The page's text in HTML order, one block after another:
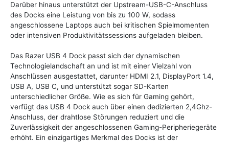
Darüber hinaus unterstützt der Upstream-USB-C-Anschluss
des Docks eine Leistung von bis zu 100 W, sodass
angeschlossene Laptops auch bei kritischen Spielmomenten
oder intensiven Produktivitätssessions aufgeladen bleiben.
Das Razer USB 4 Dock passt sich der dynamischen
Technologielandschaft an und ist mit einer Vielzahl von
Anschlüssen ausgestattet, darunter HDMI 2.1, DisplayPort 1.4,
USB A, USB C, und unterstützt sogar SD-Karten
unterschiedlicher Größe. Wie es sich für Gaming gehört,
verfügt das USB 4 Dock auch über einen dedizierten 2,4Ghz-
Anschluss, der drahtlose Störungen reduziert und die
Zuverlässigkeit der angeschlossenen Gaming-Peripheriegeräte
erhöht. Ein einzigartiges Merkmal des Docks ist der